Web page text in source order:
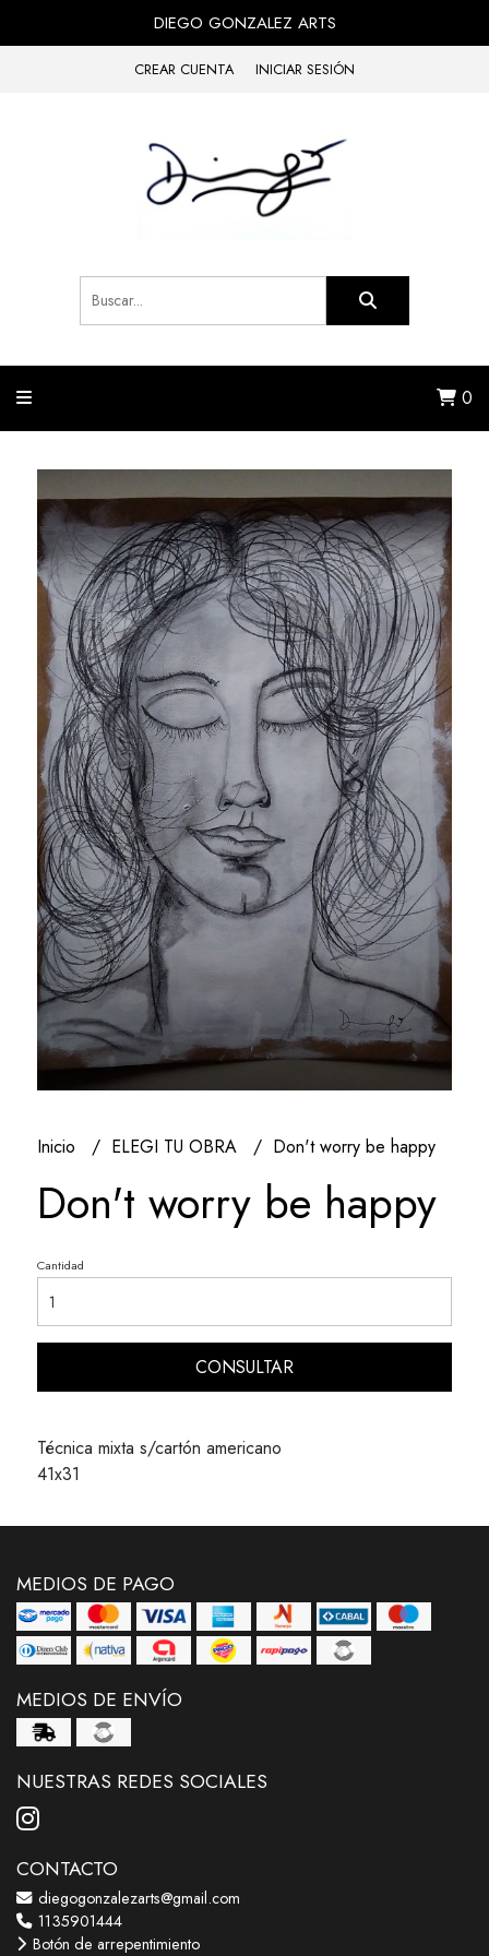
DIEGO GONZALEZ ARTS
CREAR CUENTA INICIAR SESIÓN
0
Inicio ELEGI TU OBRA Don't worry be happy
Don't worry be happy
Cantidad
CONSULTAR
Técnica mixta s/cartón americano
41x31
MEDIOS DE PAGO
MEDIOS DE ENVÍO
NUESTRAS REDES SOCIALES
CONTACTO
diegogonzalezarts@gmail.com
1135901444
Botón de arrepentimiento